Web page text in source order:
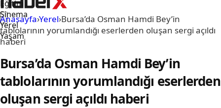
Eğitim
Sinema
Yerel
Yaşam
Anasayfa›Yerel›Bursa’da Osman Hamdi Bey’in
tablolarının yorumlandığı eserlerden oluşan sergi açıldı
haberi
Bursa’da Osman Hamdi Bey’in
tablolarının yorumlandığı eserlerden
oluşan sergi açıldı haberi